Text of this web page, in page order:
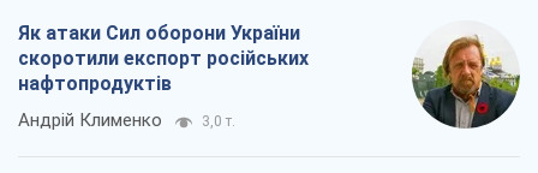
Як атаки Сил оборони України
скоротили експорт російських
нафтопродуктів
Андрій Клименко 3,0 т.